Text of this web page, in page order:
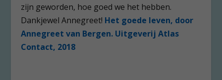
zijn geworden, hoe goed we het hebben.
Dankjewel Annegreet! Het goede leven, door
Annegreet van Bergen. Uitgeverij Atlas
Contact, 2018